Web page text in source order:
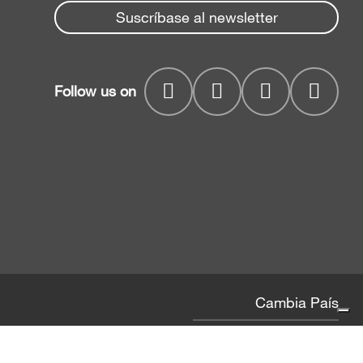
Suscríbase al newsletter
Follow us on
Cambia País